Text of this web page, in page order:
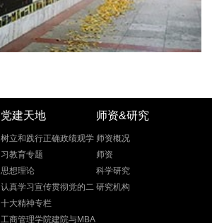
党建天地
树立和践行正确政绩观学
习教育专题
思想理论
认真学习宣传贯彻党的二
十大精神专栏
工商管理学院建院与MBA
师资&研究
师资概况
师资
科学研究
研究机构